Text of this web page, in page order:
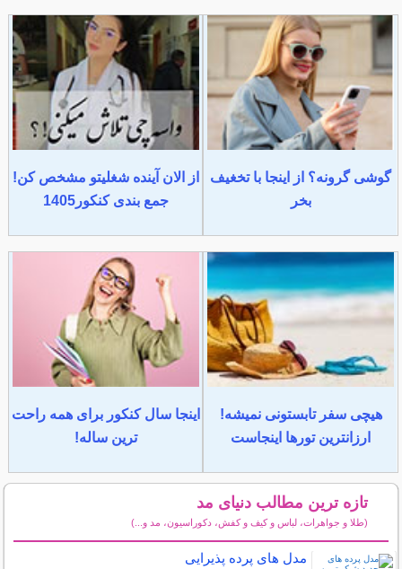
گوشی گرونه؟ از اینجا با تخغیف
بخر
از الان آینده شغلیتو مشخص کن!
جمع بندی کنکور1405
هیچی سفر تابستونی نمیشه!
ارزانترین تورها اینجاست
اینجا سال کنکور برای همه راحت
ترین ساله!
تازه ترین مطالب دنیای مد
(طلا و جواهرات، لباس و کیف و کفش، دکوراسیون، مد و...)
مدل های پرده پذیرایی